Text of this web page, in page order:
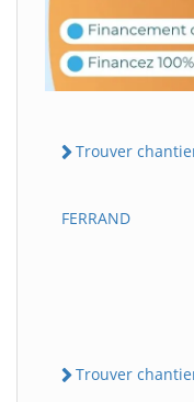
Trouver
FERRAND
Trouver